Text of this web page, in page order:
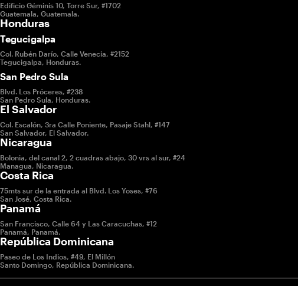
Edificio Géminis 10, Torre Sur, #1702
Guatemala, Guatemala.
Honduras
Tegucigalpa
Col. Rubén Darío, Calle Venecia, #2152
Tegucigalpa, Honduras.
San Pedro Sula
Blvd. Los Próceres, #238
San Pedro Sula, Honduras.
El Salvador
Col. Escalón, 3ra Calle Poniente, Pasaje Stahl, #147
San Salvador, El Salvador.
Nicaragua
Bolonia, del canal 2, 2 cuadras abajo, 30 vrs al sur, #24
Managua, Nicaragua.
Costa Rica
75mts sur de la entrada al Blvd. Los Yoses, #76
San José, Costa Rica.
Panamá
San Francisco, Calle 64 y Las Caracuchas, #12
Panamá, Panamá.
República Dominicana
Paseo de Los Indios, #49, El Millón
Santo Domingo, República Dominicana.